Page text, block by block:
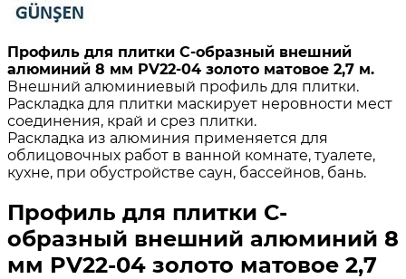
Профиль для плитки С-образный внешний
алюминий 8 мм PV22-04 золото матовое 2,7 м.
Внешний алюминиевый профиль для плитки.
Раскладка для плитки маскирует неровности мест
соединения, край и срез плитки.
Раскладка из алюминия применяется для
облицовочных работ в ванной комнате, туалете,
кухне, при обустройстве саун, бассейнов, бань.
Профиль для плитки С-
образный внешний алюминий 8
мм PV22-04 золото матовое 2,7